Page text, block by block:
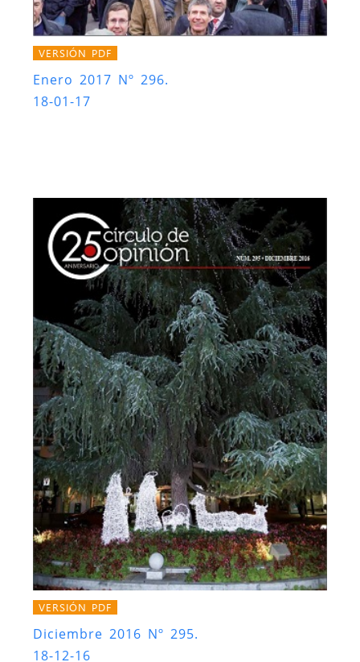
VERSIÓN PDF
Enero 2017 Nº 296.
18-01-17
VERSIÓN PDF
Diciembre 2016 Nº 295.
18-12-16